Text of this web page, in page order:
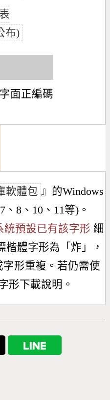
布)
面正編碼
軟體包 』的Windows
8、10、11等)。
統預設已有該字形 細
楷體字形為「 炸 」，
形重複。若仍需使
形下載說明。